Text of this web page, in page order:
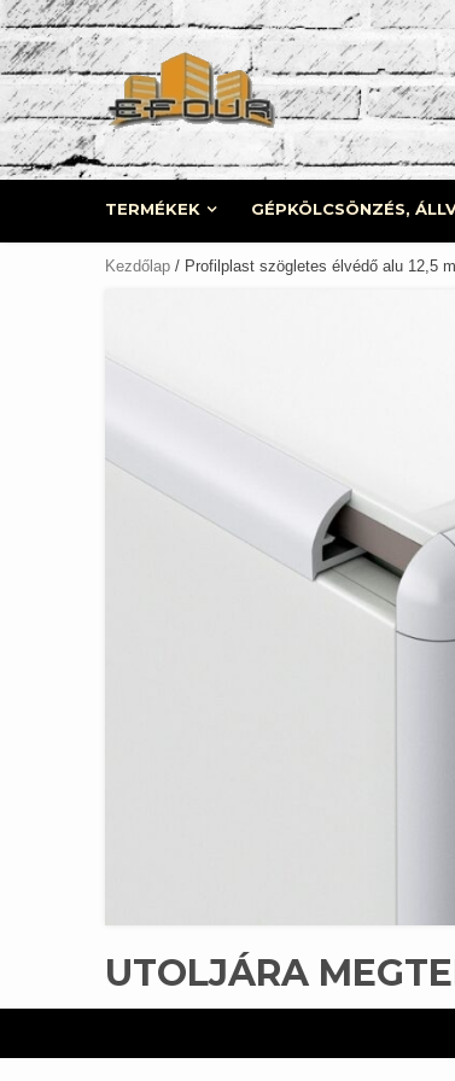
Skip
to
content
TERMÉKEK GÉPKÖLCSÖNZÉS,
Kezdőlap / Profilplast szögletes élvédő alu 12,5
UTOLJÁRA